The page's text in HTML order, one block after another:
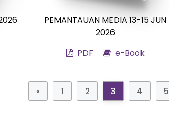
PEMANTAUAN MEDIA 13-15 JUN
2026
PDF
e-Book
« 1 2 3 4 5